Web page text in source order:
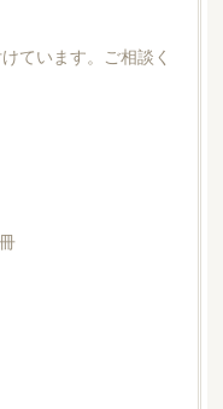
ています。ご相談く